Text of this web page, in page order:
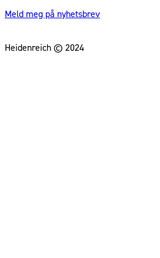
Meld meg på nyhetsbrev
Heidenreich © 2024